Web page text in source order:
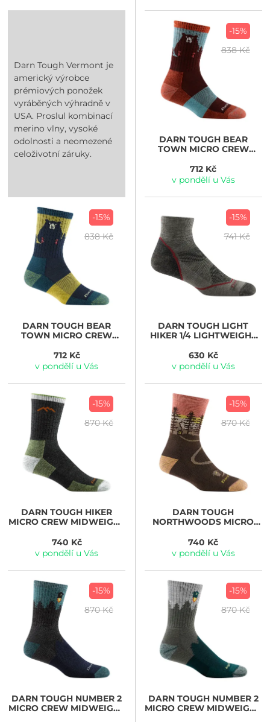
Darn Tough Vermont je
americký výrobce
prémiových ponožek
vyráběných výhradně v
USA. Proslul kombinací
merino vlny, vysoké
odolnosti a neomezené
celoživotní záruky.
-15%
838 Kč
DARN TOUGHBEAR
TOWN MICRO CREW
CUSHION, burgundy
712 Kč
v pondělí u Vás
-15%
838 Kč
DARN TOUGH BEAR
TOWN MICRO CREW
CUSHION, dark teal
712 Kč
v pondělí u Vás
-15%
741 Kč
DARN TOUGH LIGHT
HIKER 1/4 LIGHTWEIGHT
630 Kč
v pondělí u Vás
-15%
870 Kč
DARN TOUGH HIKER
MICRO CREW MIDWEIGHT
740 Kč
v pondělí u Vás
-15%
870 Kč
DARN TOUGH
NORTHWOODS MICRO
CUSHION, earth
740 Kč
v pondělí u Vás
-15%
870 Kč
DARN TOUGH NUMBER 2
MICRO CREW MIDWEIGHT
-15%
870 Kč
DARN TOUGHNUMBER 2
MICRO CREW MIDWEIGHT